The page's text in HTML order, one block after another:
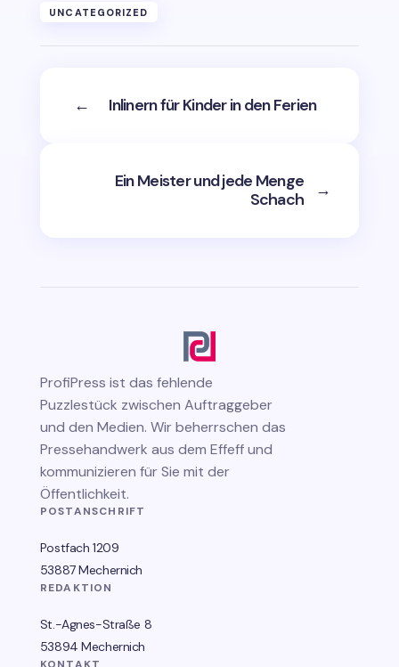
UNCATEGORIZED
← Inlinern für Kinder in den Ferien
Ein Meister und jede Menge
Schach
→
ProfiPress ist das fehlende
Puzzlestück zwischen Auftraggeber
und den Medien. Wir beherrschen das
Pressehandwerk aus dem Effeff und
kommunizieren für Sie mit der
Öffentlichkeit.
POSTANSCHRIFT
Postfach 1209
53887 Mechernich
REDAKTION
St.-Agnes-Straße 8
53894 Mechernich
KONTAKT